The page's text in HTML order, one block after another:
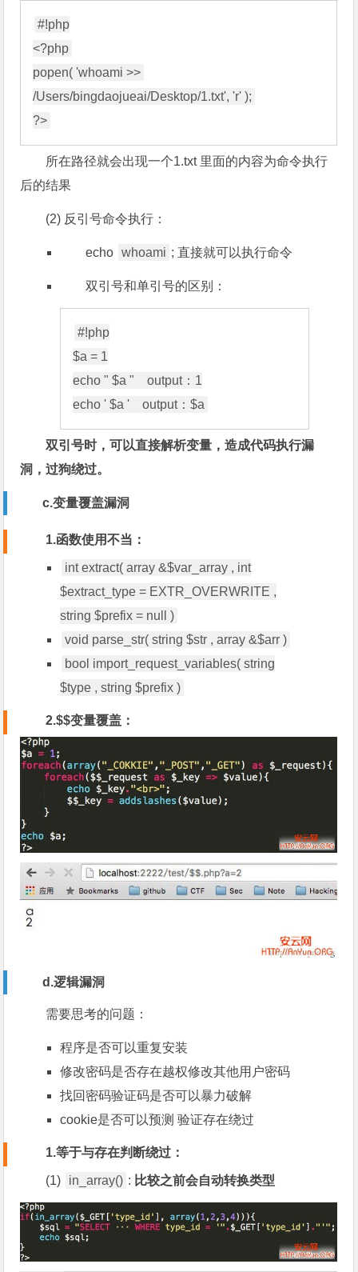
#!php
<?php
popen( 'whoami >>
/Users/bingdaojueai/Desktop/1.txt', 'r' );
所在路径就会出现一个1.txt 里面的内容为命令执行
后的结果
(2) 反引号命令执行：
echo whoami ; 直接就可以执行命令
双引号和单引号的区别：
#!php
$a = 1
echo " $a "    output：1
双引号时，可以直接解析变量，造成代码执行漏
洞，过狗绕过。
c.变量覆盖漏洞
1.函数使用不当：
int extract( array &$var_array , int
$extract_type = EXTR_OVERWRITE ,
string $prefix = null )
void parse_str( string $str , array &$arr )
bool import_request_variables( string
$type , string $prefix )
2.$$变量覆盖：
d.逻辑漏洞
需要思考的问题：
程序是否可以重复安装
修改密码是否存在越权修改其他用户密码
找回密码验证码是否可以暴力破解
cookie是否可以预测 验证存在绕过
1.等于与存在判断绕过：
(1) in_array() : 比较之前会自动转换类型